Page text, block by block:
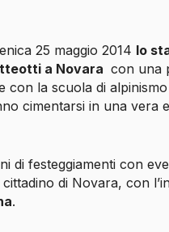
25 maggio 2014 lo
a Novara con una
con la scuola di
cimentarsi in una vera
di festeggiamenti con
di Novara, con
.